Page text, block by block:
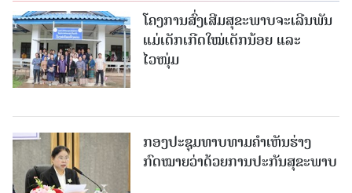
ໂຄງການສົ່ງເສີມສຸຂະພາບຈະເລີນພັນ
ແມ່ເດັກເກີດໃໝ່ເດັກນ້ອຍ ແລະ
ໄວໜຸ່ມ
ກອງປະຊຸມທາບທາມຄໍາເຫັນຮ່າງ
ກົດໝາຍວ່າດ້ວຍການປະກັນສຸຂະພາບ